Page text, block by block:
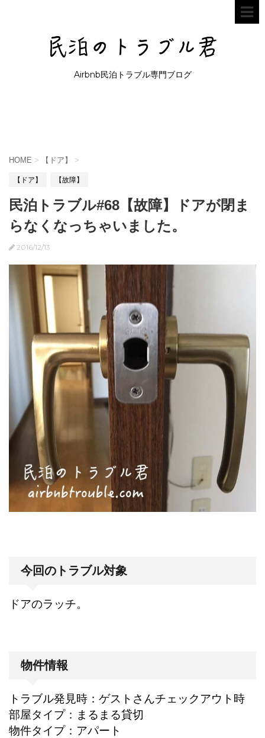
Airbnb民泊トラブル専門ブログ
HOME > 【ドア】 >
【ドア】 【故障】
民泊トラブル#68【故障】ドアが閉ま
らなくなっちゃいました。
2016/12/13
今回のトラブル対象
ドアのラッチ。
物件情報
トラブル発見時：ゲストさんチェックアウト時
部屋タイプ：まるまる貸切
物件タイプ：アパート